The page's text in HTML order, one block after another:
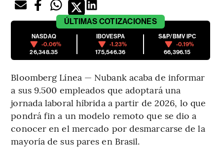
ÚLTIMAS COTIZACIONES
NASDAQ
-0.06%
26,348.35
IBOVESPA
-1.23%
175,546.36
S&P/BMV IPC
-0.19%
66,396.15
Bloomberg Línea — Nubank acaba de informar
a sus 9.500 empleados que adoptará una
jornada laboral híbrida a partir de 2026, lo que
pondrá fin a un modelo remoto que se dio a
conocer en el mercado por desmarcarse de la
mayoría de sus pares en Brasil.